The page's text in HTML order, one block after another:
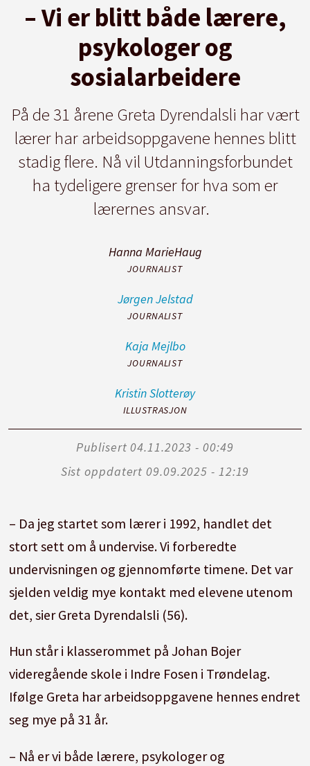
– Vi er blitt både lærere,
psykologer og
sosialarbeidere
På de 31 årene Greta Dyrendalsli har vært
lærer har arbeidsoppgavene hennes blitt
stadig flere. Nå vil Utdanningsforbundet
ha tydeligere grenser for hva som er
lærernes ansvar.
Hanna MarieHaug
JOURNALIST
JørgenJelstad
JOURNALIST
Kaja Mejlbo
JOURNALIST
KristinSlotterøy
ILLUSTRASJON
Publisert
04.11.2023 - 00:49
Sist oppdatert
09.09.2025 - 12:19
– Da jeg startet som lærer i 1992, handlet det
stort sett om å undervise. Vi forberedte
undervisningen og gjennomførte timene. Det var
sjelden veldig mye kontakt med elevene utenom
det, sier Greta Dyrendalsli (56).
Hun står i klasserommet på Johan Bojer
videregående skole i Indre Fosen i Trøndelag.
Ifølge Greta har arbeidsoppgavene hennes endret
seg mye på 31 år.
– Nå er vi både lærere, psykologer og